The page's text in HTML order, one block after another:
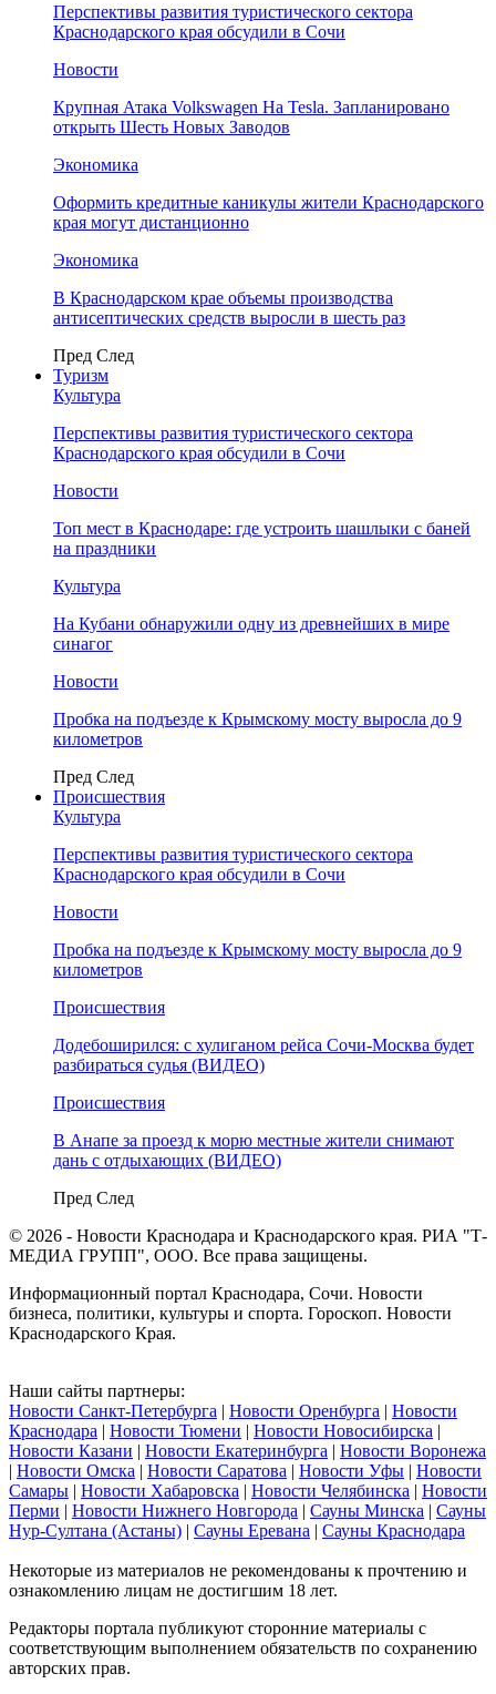
Перспективы развития туристического сектора
Краснодарского края обсудили в Сочи
Новости
Крупная Атака Volkswagen На Tesla. Запланировано
открыть Шесть Новых Заводов
Экономика
Оформить кредитные каникулы жители Краснодарского
края могут дистанционно
Экономика
В Краснодарском крае объемы производства
антисептических средств выросли в шесть раз
Пред След
Туризм
Культура
Перспективы развития туристического сектора
Краснодарского края обсудили в Сочи
Новости
Топ мест в Краснодаре: где устроить шашлыки с баней
на праздники
Культура
На Кубани обнаружили одну из древнейших в мире
синагог
Новости
Пробка на подъезде к Крымскому мосту выросла до 9
километров
Пред След
Происшествия
Культура
Перспективы развития туристического сектора
Краснодарского края обсудили в Сочи
Новости
Пробка на подъезде к Крымскому мосту выросла до 9
километров
Происшествия
Додебоширился: с хулиганом рейса Сочи-Москва будет
разбираться судья (ВИДЕО)
Происшествия
В Анапе за проезд к морю местные жители снимают
дань с отдыхающих (ВИДЕО)
Пред След
© 2026 - Новости Краснодара и Краснодарского края. РИА "Т-
МЕДИА ГРУПП", ООО. Все права защищены.
Информационный портал Краснодара, Сочи. Новости
бизнеса, политики, культуры и спорта. Гороскоп. Новости
Краснодарского Края.
Наши сайты партнеры:
Новости Санкт-Петербурга | Новости Оренбурга | Новости
Краснодара | Новости Тюмени | Новости Новосибирска |
Новости Казани | Новости Екатеринбурга | Новости Воронежа
| Новости Омска | Новости Саратова | Новости Уфы | Новости
Самары | Новости Хабаровска | Новости Челябинска | Новости
Перми | Новости Нижнего Новгорода | Сауны Минска | Сауны
Нур-Султана (Астаны) | Сауны Еревана | Сауны Краснодара
Некоторые из материалов не рекомендованы к прочтению и
ознакомлению лицам не достигшим 18 лет.
Редакторы портала публикуют сторонние материалы с
соответствующим выполнением обязательств по сохранению
авторских прав.